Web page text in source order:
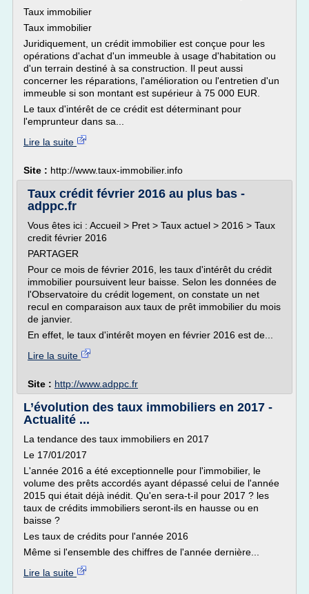
Taux immobilier
Taux immobilier
Juridiquement, un crédit immobilier est conçue pour les
opérations d'achat d'un immeuble à usage d'habitation ou
d'un terrain destiné à sa construction. Il peut aussi
concerner les réparations, l'amélioration ou l'entretien d'un
immeuble si son montant est supérieur à 75 000 EUR.
Le taux d'intérêt de ce crédit est déterminant pour
l'emprunteur dans sa...
Lire la suite
Site : http://www.taux-immobilier.info
Taux crédit février 2016 au plus bas -
adppc.fr
Vous êtes ici : Accueil > Pret > Taux actuel > 2016 > Taux
credit février 2016
PARTAGER
Pour ce mois de février 2016, les taux d'intérêt du crédit
immobilier poursuivent leur baisse. Selon les données de
l'Observatoire du crédit logement, on constate un net
recul en comparaison aux taux de prêt immobilier du mois
de janvier.
En effet, le taux d'intérêt moyen en février 2016 est de...
Lire la suite
Site : http://www.adppc.fr
L’évolution des taux immobiliers en 2017 -
Actualité ...
La tendance des taux immobiliers en 2017
Le 17/01/2017
L'année 2016 a été exceptionnelle pour l'immobilier, le
volume des prêts accordés ayant dépassé celui de l'année
2015 qui était déjà inédit. Qu'en sera-t-il pour 2017 ? les
taux de crédits immobiliers seront-ils en hausse ou en
baisse ?
Les taux de crédits pour l'année 2016
Même si l'ensemble des chiffres de l'année dernière...
Lire la suite